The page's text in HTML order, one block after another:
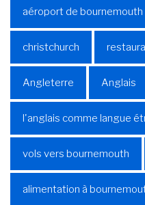
aéroport de bournemouth
christchurch
Angleterre Anglais
l'anglais comme langue
vols vers bournemouth
alimentation à